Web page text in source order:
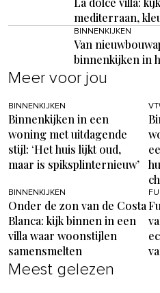
mediterraan,
BINNENKIJKEN
Van
binnenkijken in
Meer voor jou
BINNENKIJKEN
Binnenkijken in een
woning met uitdagende
stijl: ‘Het huis lijkt oud,
maar is spiksplinternieuw’
BINNENKIJKEN
Onder de zon van de Costa
Blanca: kijk binnen in een
villa waar woonstijlen
samensmelten
Meest gelezen